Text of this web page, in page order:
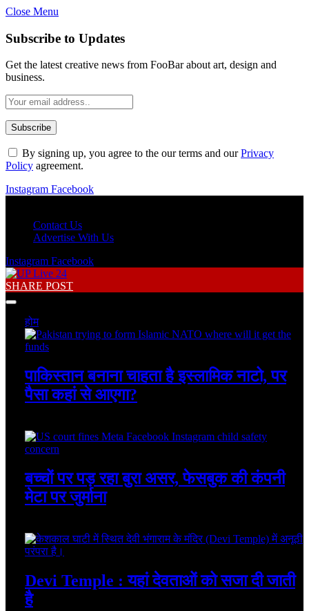
Close Menu
Subscribe to Updates
Get the latest creative news from FooBar about art, design and
business.
By signing up, you agree to the our terms and ourPrivacy
Policy agreement.
Instagram Facebook
Contact Us
Advertise With Us
Instagram Facebook
SHARE POST
होम
पाकिस्तान बनाना चाहता है इस्लामिक नाटो, पर
पैसा कहां से आएगा?
बच्चों पर पड़ रहा बुरा असर, फेसबुक की कंपनी
मेटा पर जुर्माना
Devi Temple : यहां देवताओं को सजा दी जाती
है